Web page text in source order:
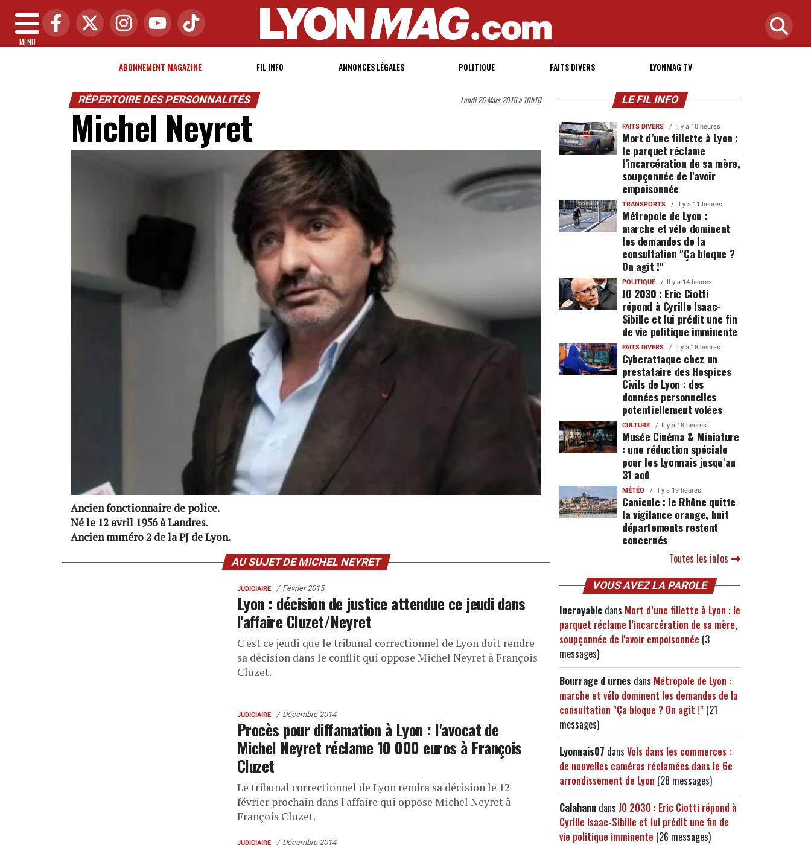
MENU
ABONNEMENT MAGAZINE FIL INFO ANNONCES LÉGALES POLITIQUE FAITS DIVERS LYONMAG TV
RÉPERTOIRE DES PERSONNALITÉS Lundi 26 Mars 2018 à 10h10
Michel Neyret
Ancien fonctionnaire de police.
Né le 12 avril 1956 à Landres.
Ancien numéro 2 de la PJ de Lyon.
AU SUJET DE MICHEL NEYRET
JUDICIAIRE Février 2015
Lyon : décision de justice attendue ce jeudi dans
l'affaire Cluzet/Neyret
C'est ce jeudi que le tribunal correctionnel de Lyon doit rendre
sa décision dans le conflit qui oppose Michel Neyret à François
Cluzet.
JUDICIAIRE Décembre 2014
Procès pour diffamation à Lyon : l'avocat de
Michel Neyret réclame 10 000 euros à François
Cluzet
Le tribunal correctionnel de Lyon rendra sa décision le 12
février prochain dans l'affaire qui oppose Michel Neyret à
François Cluzet.
JUDICIAIRE Décembre 2014
LE FIL INFO
FAITS DIVERS Il y a 10 heures
Mort d’une fillette à Lyon :
le parquet réclame
l’incarcération de sa mère,
soupçonnée de l'avoir
empoisonnée
TRANSPORTS Il y a 11 heures
Métropole de Lyon :
marche et vélo dominent
les demandes de la
consultation "Ça bloque ?
On agit !"
POLITIQUE Il y a 14 heures
JO 2030 : Eric Ciotti
répond à Cyrille Isaac-
Sibille et lui prédit une fin
de vie politique imminente
FAITS DIVERS Il y a 18 heures
Cyberattaque chez un
prestataire des Hospices
Civils de Lyon : des
données personnelles
potentiellement volées
CULTURE Il y a 18 heures
Musée Cinéma & Miniature
: une réduction spéciale
pour les Lyonnais jusqu’au
31 aoû
MÉTÉO Il y a 19 heures
Canicule : le Rhône quitte
la vigilance orange, huit
départements restent
concernés
Toutes les infos
VOUS AVEZ LA PAROLE
Incroyable dans Mort d’une fillette à Lyon : le
parquet réclame l’incarcération de sa mère,
soupçonnée de l'avoir empoisonnée (3
messages)
Bourrage d urnes dans Métropole de Lyon :
marche et vélo dominent les demandes de la
consultation "Ça bloque ? On agit !" (21
messages)
Lyonnais07 dans Vols dans les commerces :
de nouvelles caméras réclamées dans le 6e
arrondissement de Lyon (28 messages)
Calahann dans JO 2030 : Eric Ciotti répond à
Cyrille Isaac-Sibille et lui prédit une fin de
vie politique imminente (26 messages)